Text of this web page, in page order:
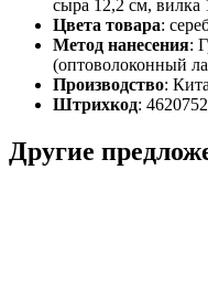
сыра 12,2 см, вилка
Цвета товара:
Метод нанесения:
(оптоволоконный
Производство:
Штрихкод:
Другие